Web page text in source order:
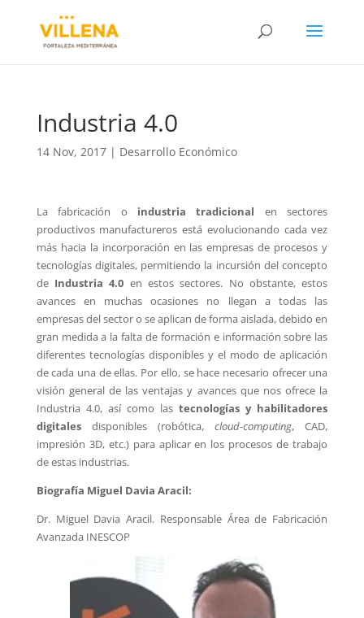
Industria 4.0
14 Nov, 2017| Desarrollo Económico
La fabricación o industria tradicional en sectores
productivos manufactureros está evolucionando cada vez
más hacia la incorporación en las empresas de procesos y
tecnologías digitales, permitiendo la incursión del concepto
de Industria 4.0 en estos sectores. No obstante, estos
avances en muchas ocasiones no llegan a todas las
empresas del sector o se aplican de forma aislada, debido en
gran medida a la falta de formación e información sobre las
diferentes tecnologías disponibles y el modo de aplicación
de cada una de ellas. Por ello, se hace necesario ofrecer una
visión general de las ventajas y avances que nos ofrece la
Industria 4.0, así como lastecnologías y habilitadores
digitalesdisponibles (robótica,cloud-computing, CAD,
impresión 3D, etc.) para aplicar en los procesos de trabajo
de estas industrias.
Biografía Miguel Davia Aracil:
Dr. Miguel Davia Aracil. Responsable Área de Fabricación
Avanzada INESCOP